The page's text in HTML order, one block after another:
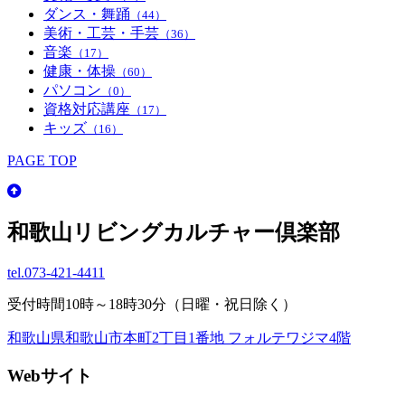
ダンス・舞踊 （44）
美術・工芸・手芸 （36）
音楽 （17）
健康・体操 （60）
パソコン （0）
資格対応講座 （17）
キッズ （16）
PAGE TOP
和歌山リビングカルチャー倶楽部
tel.073-421-4411
受付時間10時～18時30分（日曜・祝日除く）
和歌山県和歌山市本町2丁目1番地 フォルテワジマ4階
Webサイト